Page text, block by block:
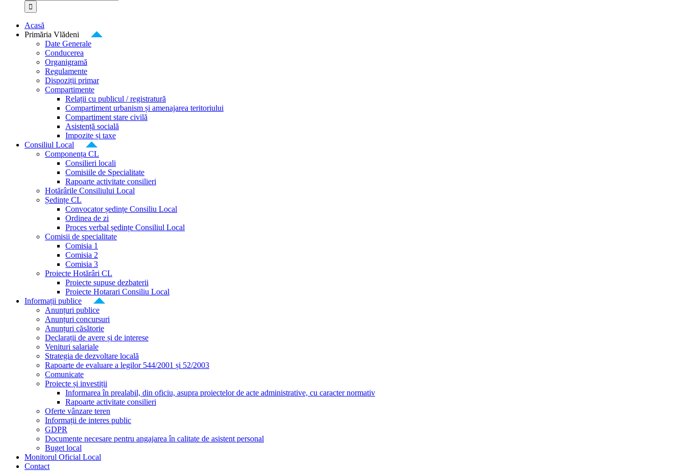
Acasă
Primăria Vlădeni
Date Generale
Conducerea
Organigramă
Regulamente
Dispoziții primar
Compartimente
Relații cu publicul / registratură
Compartiment urbanism și amenajarea teritoriului
Compartiment stare civilă
Asistență socială
Impozite și taxe
Consiliul Local
Componența CL
Consilieri locali
Comisiile de Specialitate
Rapoarte activitate consilieri
Hotărârile Consiliului Local
Ședințe CL
Convocator ședințe Consiliu Local
Ordinea de zi
Proces verbal ședințe Consiliul Local
Comisii de specialitate
Comisia 1
Comisia 2
Comisia 3
Proiecte Hotărâri CL
Proiecte supuse dezbaterii
Proiecte Hotarari Consiliu Local
Informații publice
Anunțuri publice
Anunțuri concursuri
Anunțuri căsătorie
Declarații de avere și de interese
Venituri salariale
Strategia de dezvoltare locală
Rapoarte de evaluare a legilor 544/2001 și 52/2003
Comunicate
Proiecte și investiții
Informarea în prealabil, din oficiu, asupra proiectelor de acte administrative, cu caracter normativ
Rapoarte activitate consilieri
Oferte vânzare teren
Informații de interes public
GDPR
Documente necesare pentru angajarea în calitate de asistent personal
Buget local
Monitorul Oficial Local
Contact